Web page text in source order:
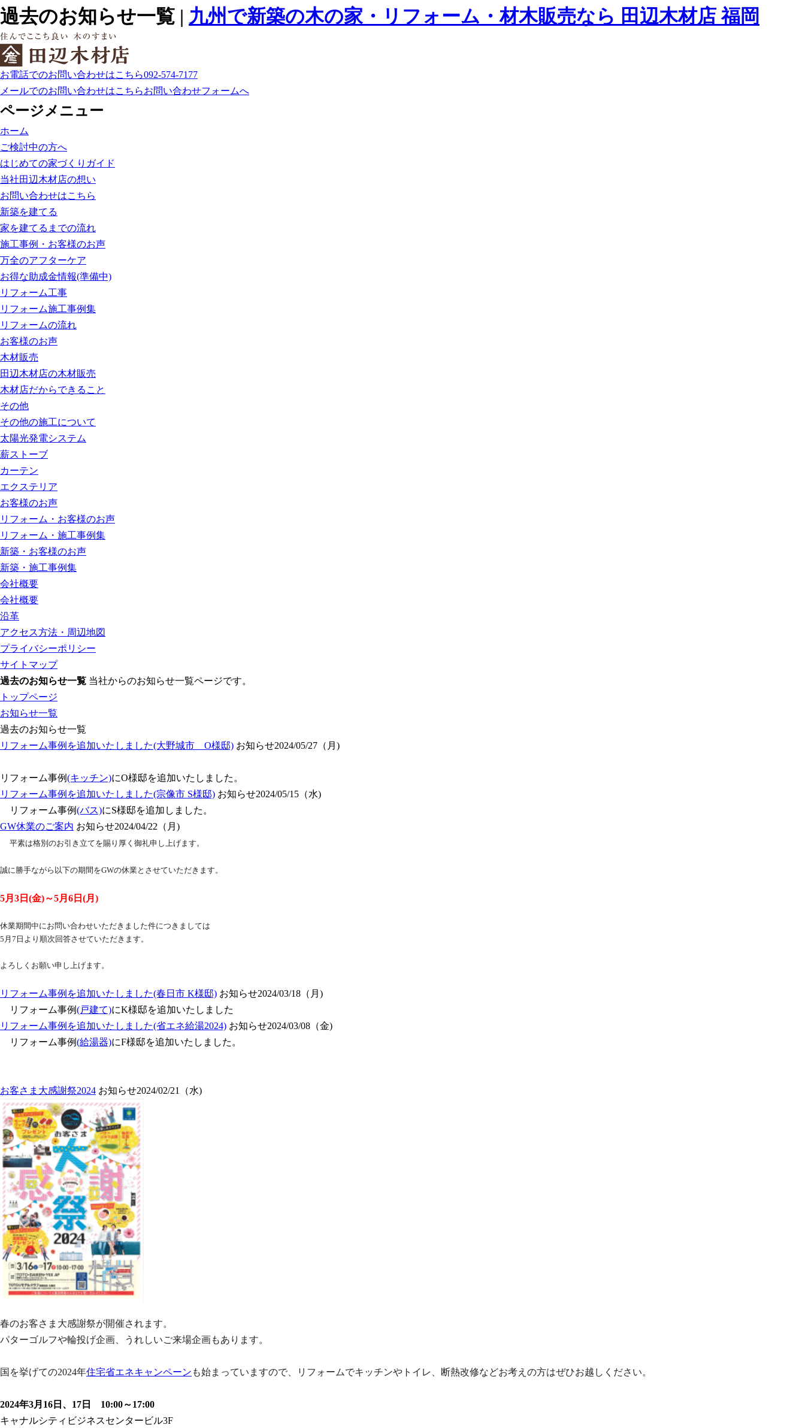
過去のお知らせ一覧 | 九州で新築の木の家・リフォーム・材木販売なら 田辺木材店 福岡
お電話でのお問い合わせはこちら092-574-7177
メールでのお問い合わせはこちらお問い合わせフォームへ
ページメニュー
ホーム
ご検討中の方へ
はじめての家づくりガイド
当社田辺木材店の想い
お問い合わせはこちら
新築を建てる
家を建てるまでの流れ
施工事例・お客様のお声
万全のアフターケア
お得な助成金情報(準備中)
リフォーム工事
リフォーム施工事例集
リフォームの流れ
お客様のお声
木材販売
田辺木材店の木材販売
木材店だからできること
その他
その他の施工について
太陽光発電システム
薪ストーブ
カーテン
エクステリア
お客様のお声
リフォーム・お客様のお声
リフォーム・施工事例集
新築・お客様のお声
新築・施工事例集
会社概要
会社概要
沿革
アクセス方法・周辺地図
プライバシーポリシー
サイトマップ
過去のお知らせ一覧 当社からのお知らせ一覧ページです。
トップページ
お知らせ一覧
過去のお知らせ一覧
リフォーム事例を追加いたしました(大野城市 O様邸) お知らせ2024/05/27（月)
リフォーム事例(キッチン)にO様邸を追加いたしました。
リフォーム事例を追加いたしました(宗像市 S様邸) お知らせ2024/05/15（水)
リフォーム事例(バス)にS様邸を追加しました。
GW休業のご案内 お知らせ2024/04/22（月)
平素は格別のお引き立てを賜り厚く御礼申し上げます。
誠に勝手ながら以下の期間をGWの休業とさせていただきます。
5月3日(金)～5月6日(月)
休業期間中にお問い合わせいただきました件につきましては
5月7日より順次回答させていただきます。
よろしくお願い申し上げます。
リフォーム事例を追加いたしました(春日市 K様邸) お知らせ2024/03/18（月)
リフォーム事例(戸建て)にK様邸を追加いたしました
リフォーム事例を追加いたしました(省エネ給湯2024) お知らせ2024/03/08（金)
リフォーム事例(給湯器)にF様邸を追加いたしました。
お客さま大感謝祭2024 お知らせ2024/02/21（水)
春のお客さま大感謝祭が開催されます。
パターゴルフや輪投げ企画、うれしいご来場企画もあります。
国を挙げての2024年住宅省エネキャンペーン も始まっていますので、リフォームでキッチンやトイレ、断熱改修などお考えの方はぜひお越しください。
2024年3月16日、17日 10:00～17:00
キャナルシティビジネスセンタービル3F